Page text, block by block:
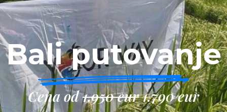
Bali putovanje
Cena od1.950 eur1.790 eur